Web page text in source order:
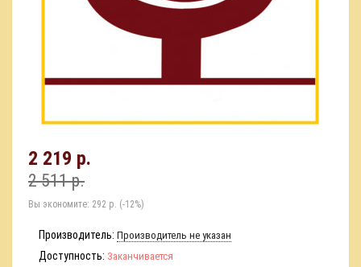
Loading...
2 219 р.
2 511 р.
Вы экономите: 292 р. (-12%)
Производитель: Производитель не указан
Доступность: Заканчивается